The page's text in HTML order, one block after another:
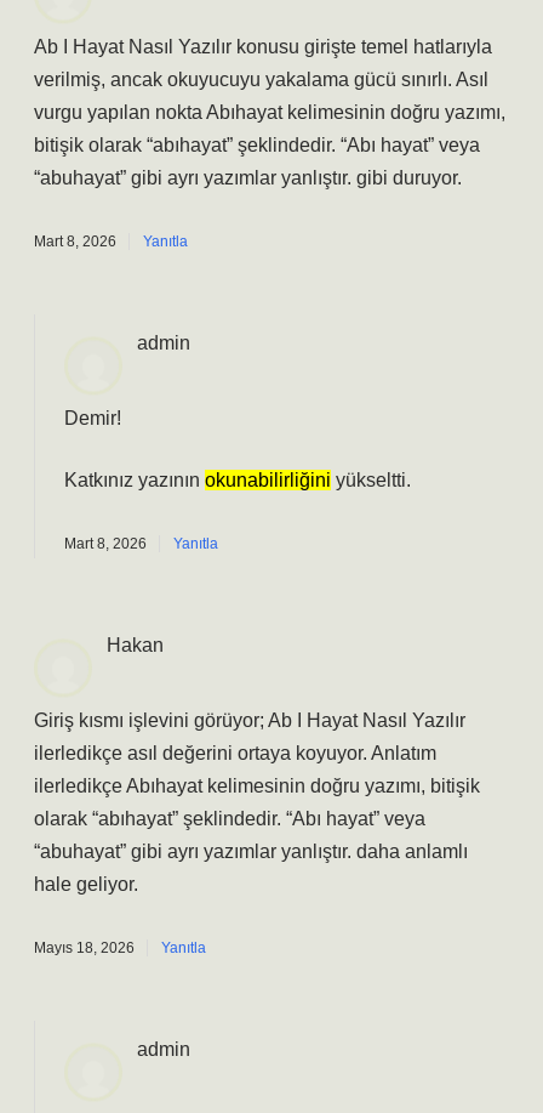
Ab I Hayat Nasıl Yazılır konusu girişte temel hatlarıyla
verilmiş, ancak okuyucuyu yakalama gücü sınırlı. Asıl
vurgu yapılan nokta Abıhayat kelimesinin doğru yazımı,
bitişik olarak “abıhayat” şeklindedir. “Abı hayat” veya
“abuhayat” gibi ayrı yazımlar yanlıştır. gibi duruyor.
Mart 8, 2026 Yanıtla
admin
Demir!
Katkınız yazının okunabilirliğini yükseltti.
Mart 8, 2026 Yanıtla
Hakan
Giriş kısmı işlevini görüyor; Ab I Hayat Nasıl Yazılır
ilerledikçe asıl değerini ortaya koyuyor. Anlatım
ilerledikçe Abıhayat kelimesinin doğru yazımı, bitişik
olarak “abıhayat” şeklindedir. “Abı hayat” veya
“abuhayat” gibi ayrı yazımlar yanlıştır. daha anlamlı
hale geliyor.
Mayıs 18, 2026 Yanıtla
admin